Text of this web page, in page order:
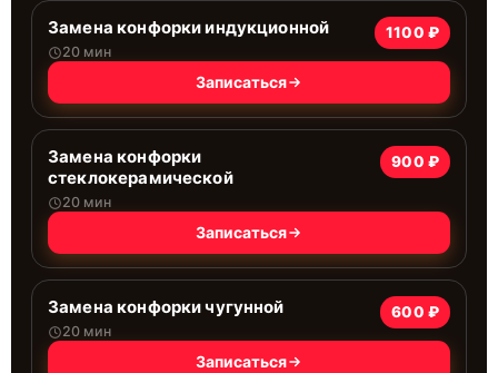
Замена конфорки индукционной
20 мин
1100 ₽
Записаться
Замена конфорки
стеклокерамической
20 мин
900 ₽
Записаться
Замена конфорки чугунной
20 мин
600 ₽
Записаться